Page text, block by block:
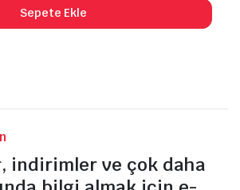
Sepete Ekle
indirimler ve çok daha